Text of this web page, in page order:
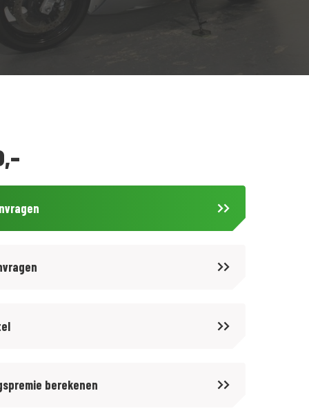
berekenen